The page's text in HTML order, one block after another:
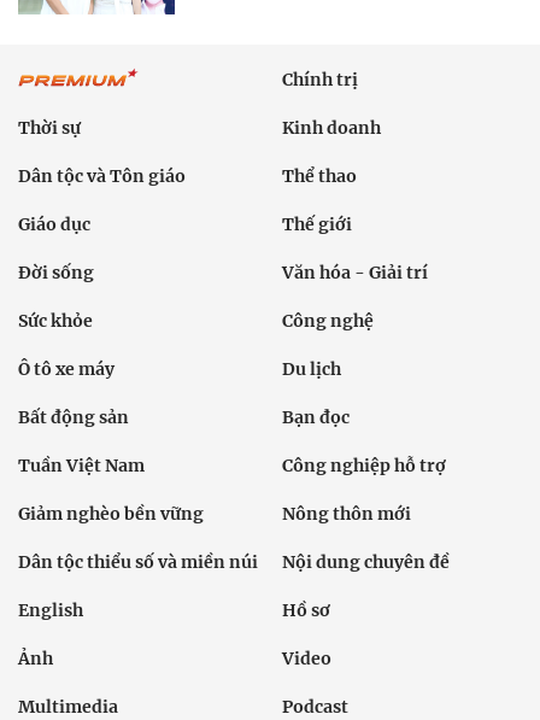
Chính trị
Thời sự Kinh doanh
Dân tộc và Tôn giáo Thể thao
Giáo dục Thế giới
Đời sống Văn hóa - Giải trí
Sức khỏe Công nghệ
Ô tô xe máy Du lịch
Bất động sản Bạn đọc
Tuần Việt Nam Công nghiệp hỗ trợ
Giảm nghèo bền vững Nông thôn mới
Dân tộc thiểu số và miền núi Nội dung chuyên đề
English Hồ sơ
Ảnh Video
Multimedia Podcast